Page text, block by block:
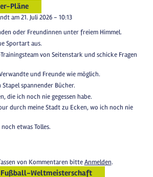
Pläne
am 21. Juli 2026 - 10:13
oder Freundinnen unter freiem Himmel.
Sportart aus.
von Seitenstark und schicke Fragen
und Freunde wie möglich.
Stapel spannender Bücher.
die ich noch nie gegessen habe.
durch meine Stadt zu Ecken, wo ich noch nie
etwas Tolles.
von Kommentaren bitteAnmelden.
Fußball-Weltmeisterschaft